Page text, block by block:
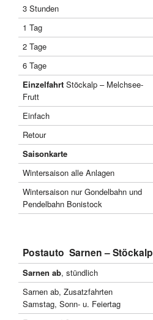
3 Stunden
1 Tag
2 Tage
6 Tage
Einzelfahrt Stöckalp – Melchsee-
Frutt
Einfach
Retour
Saisonkarte
Wintersaison alle Anlagen
Wintersaison nur Gondelbahn und
Pendelbahn Bonistock
Postauto Sarnen – Stöckalp
Sarnen ab, stündlich
Sarnen ab, Zusatzfahrten
Samstag, Sonn- u. Feiertag